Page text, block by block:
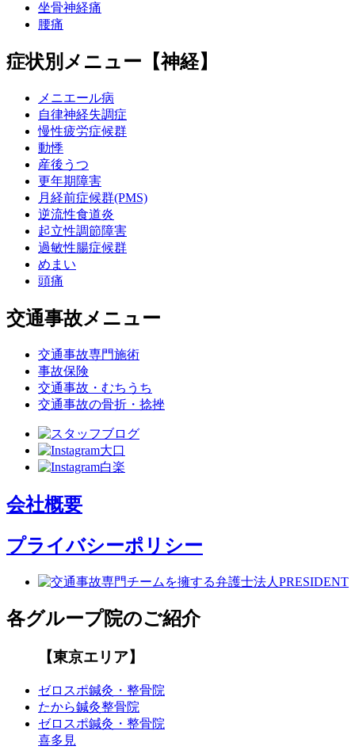
坐骨神経痛
腰痛
症状別メニュー【神経】
メニエール病
自律神経失調症
慢性疲労症候群
動悸
産後うつ
更年期障害
月経前症候群(PMS)
逆流性食道炎
起立性調節障害
過敏性腸症候群
めまい
頭痛
交通事故メニュー
交通事故専門施術
事故保険
交通事故・むちうち
交通事故の骨折・捻挫
会社概要
プライバシーポリシー
各グループ院のご紹介
【東京エリア】
ゼロスポ鍼灸・整骨院
たから鍼灸整骨院
ゼロスポ鍼灸・整骨院
喜多見